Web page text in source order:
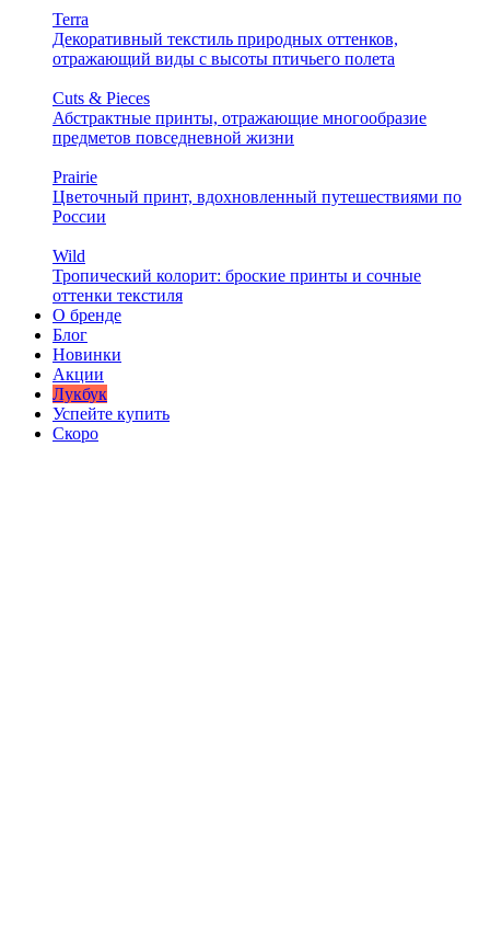
Terra
Декоративный текстиль природных оттенков,
отражающий виды с высоты птичьего полета
Cuts & Pieces
Абстрактные принты, отражающие многообразие
предметов повседневной жизни
Prairie
Цветочный принт, вдохновленный путешествиями по
России
Wild
Тропический колорит: броские принты и сочные
оттенки текстиля
О бренде
Блог
Новинки
Акции
Лукбук
Успейте купить
Скоро